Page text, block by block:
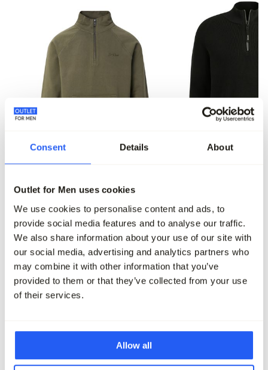
Consent Details About
Outlet for Men uses cookies
We use cookies to personalise content and ads, to
provide social media features and to analyse our traffic.
We also share information about your use of our site with
our social media, advertising and analytics partners who
may combine it with other information that you’ve
provided to them or that they’ve collected from your use
of their services.
Allow all
-60%
J.C. RAGS Schipperstrui
119,95 47,95
119,99 59,95
Maak je outfit compleet